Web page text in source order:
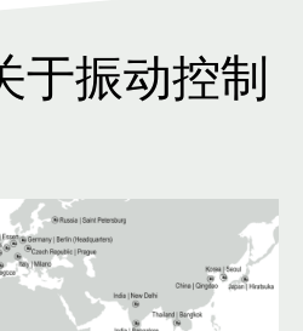
于振动控制